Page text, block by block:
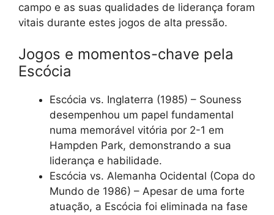
campo e as suas qualidades de liderança foram
vitais durante estes jogos de alta pressão.
Jogos e momentos-chave pela
Escócia
Escócia vs. Inglaterra (1985) – Souness
desempenhou um papel fundamental
numa memorável vitória por 2-1 em
Hampden Park, demonstrando a sua
liderança e habilidade.
Escócia vs. Alemanha Ocidental (Copa do
Mundo de 1986) – Apesar de uma forte
atuação, a Escócia foi eliminada na fase